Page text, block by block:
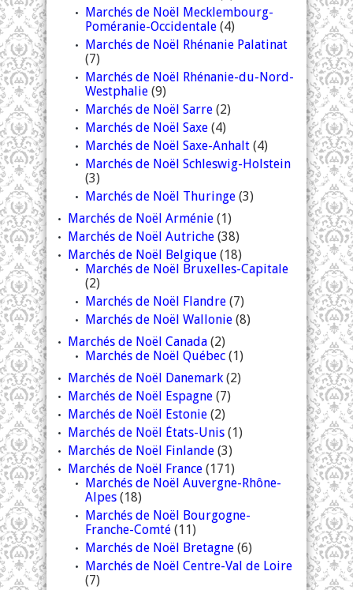
Marchés de Noël Mecklembourg-
Poméranie-Occidentale (4)
Marchés de Noël Rhénanie Palatinat
(7)
Marchés de Noël Rhénanie-du-Nord-
Westphalie (9)
Marchés de Noël Sarre (2)
Marchés de Noël Saxe (4)
Marchés de Noël Saxe-Anhalt (4)
Marchés de Noël Schleswig-Holstein
(3)
Marchés de Noël Thuringe (3)
Marchés de Noël Arménie (1)
Marchés de Noël Autriche (38)
Marchés de Noël Belgique (18)
Marchés de Noël Bruxelles-Capitale
(2)
Marchés de Noël Flandre (7)
Marchés de Noël Wallonie (8)
Marchés de Noël Canada (2)
Marchés de Noël Québec (1)
Marchés de Noël Danemark (2)
Marchés de Noël Espagne (7)
Marchés de Noël Estonie (2)
Marchés de Noël États-Unis (1)
Marchés de Noël Finlande (3)
Marchés de Noël France (171)
Marchés de Noël Auvergne-Rhône-
Alpes (18)
Marchés de Noël Bourgogne-
Franche-Comté (11)
Marchés de Noël Bretagne (6)
Marchés de Noël Centre-Val de Loire
(7)